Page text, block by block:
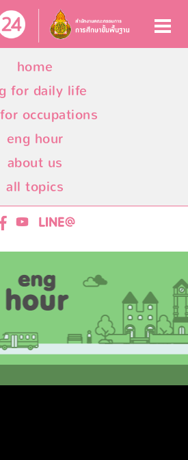
home
for daily life
occupations
eng hour
about us
all topics